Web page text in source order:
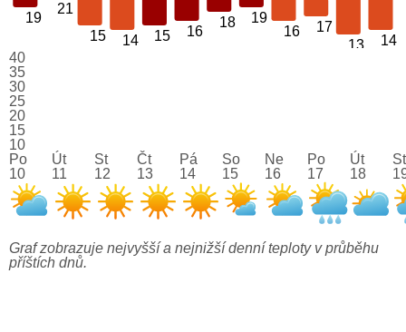
19
21
15 14 15 16
18 19
16 17
13 14
40
35
30
25
20
15
10
Po
10
Út
11
St
12
Čt
13
Pá
14
So
15
Ne
16
Po
17
Út
18
St
Graf zobrazuje nejvyšší a nejnižší denní teploty v průběhu
příštích dnů.